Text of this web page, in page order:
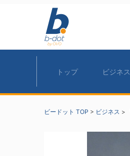
トップ ビジネス
ビードット TOP > ビジネス >